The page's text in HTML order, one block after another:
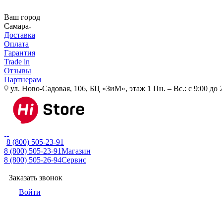
Ваш город
Самара
Доставка
Оплата
Гарантия
Trade in
Отзывы
Партнерам
ул. Ново-Садовая, 106, БЦ «ЗиМ», этаж 1 Пн. – Вс.: с 9:00 до
8 (800) 505-23-91
8 (800) 505-23-91Магазин
8 (800) 505-26-94Сервис
Заказать звонок
Войти